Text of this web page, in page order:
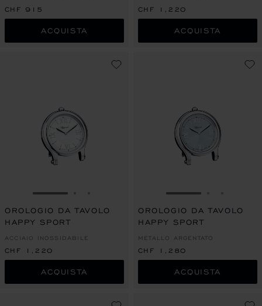
CHF 915
ACQUISTA
CHF 1,220
ACQUISTA
VAI ALLA SLIDE 1VAI ALLA SLIDE 3
OROLOGIO DA TAVOLO
HAPPY SPORT
ACCIAIO INOSSIDABILE
CHF 1,220
ACQUISTA
VAI ALLA SLIDE 1
OROLOGIO DA TAVOLO
HAPPY SPORT
METALLO ARGENTATO
CHF 1,280
ACQUISTA